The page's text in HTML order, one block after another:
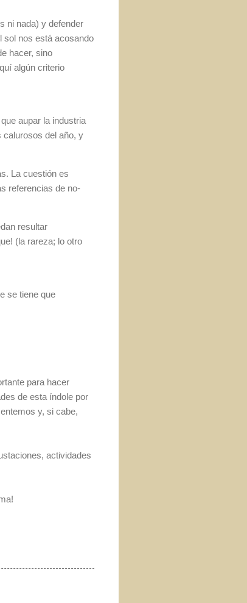
ni nada) y defender
sol nos está acosando
hacer, sino
algún criterio
aupar la industria
calurosos del año, y
La cuestión es
referencias de no-
resultar
(la rareza; lo otro
se tiene que
para hacer
de esta índole por
y, si cabe,
actividades